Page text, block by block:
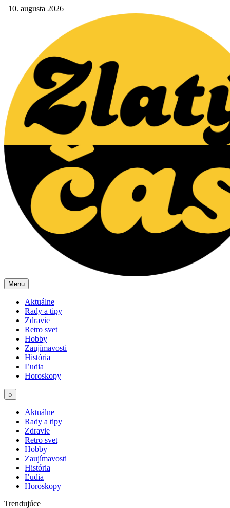
10. augusta 2026
Menu
Aktuálne
Rady a tipy
Zdravie
Retro svet
Hobby
Zaujímavosti
História
Ľudia
Horoskopy
⌕
Aktuálne
Rady a tipy
Zdravie
Retro svet
Hobby
Zaujímavosti
História
Ľudia
Horoskopy
Trendujúce